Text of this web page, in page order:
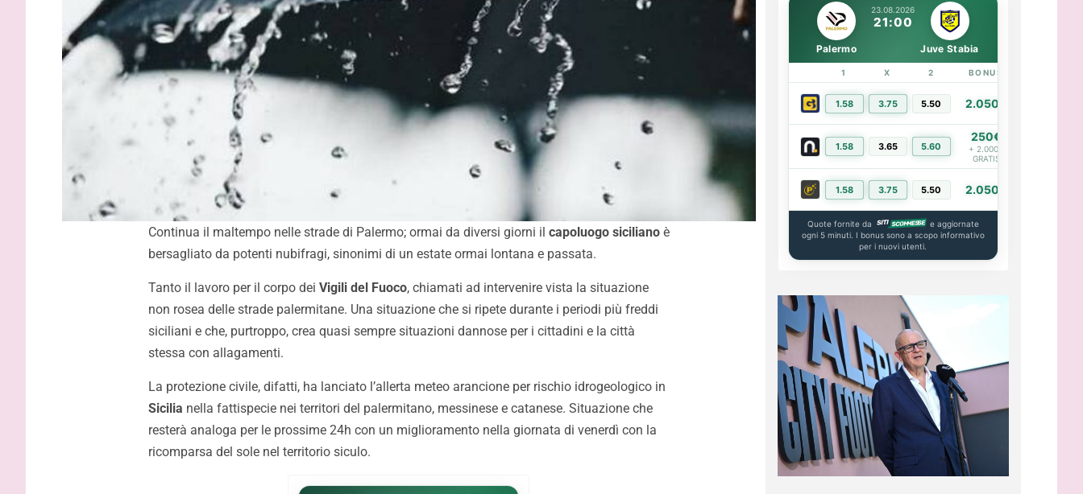
Continua il maltempo nelle strade di Palermo; ormai da diversi giorni il capoluogo sicilianoè
bersagliato da potenti nubifragi, sinonimi di un estate ormai lontana e passata.
Tanto il lavoro per il corpo dei Vigili del Fuoco, chiamati ad intervenire vista la situazione
non rosea delle strade palermitane. Una situazione che si ripete durante i periodi più freddi
siciliani e che, purtroppo, crea quasi sempre situazioni dannose per i cittadini e la città
stessa con allagamenti.
La protezione civile, difatti, ha lanciato l’allerta meteo arancione per rischio idrogeologico in
Sicilia nella fattispecie nei territori del palermitano, messinese e catanese. Situazione che
resterà analoga per le prossime 24h con un miglioramento nella giornata di venerdì con la
ricomparsa del sole nel territorio siculo.
23.08.2026
21:00
Palermo Juve Stabia
1 X 2 BONUS
1.58 3.75 5.50 2.050€
1.58 3.65 5.60
250€
+ 2.000€
GRATIS
1.58 3.75 5.50 2.050€
Quote fornite da
e aggiornate
ogni 5 minuti. I bonus sono a scopo informativo
per i nuovi utenti.